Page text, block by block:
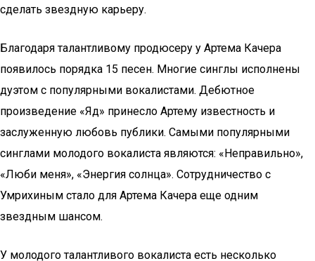
сделать звездную карьеру.
Благодаря талантливому продюсеру у Артема Качера
появилось порядка 15 песен. Многие синглы исполнены
дуэтом с популярными вокалистами. Дебютное
произведение «Яд» принесло Артему известность и
заслуженную любовь публики. Самыми популярными
синглами молодого вокалиста являются: «Неправильно»,
«Люби меня», «Энергия солнца». Сотрудничество с
Умрихиным стало для Артема Качера еще одним
звездным шансом.
У молодого талантливого вокалиста есть несколько